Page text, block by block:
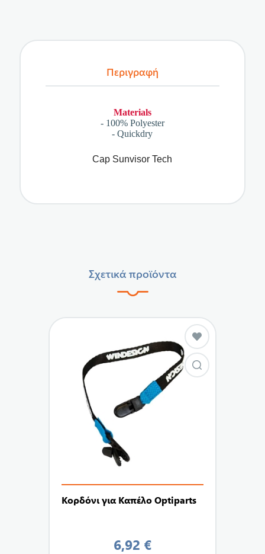
Περιγραφή
Materials
- 100% Polyester
- Quickdry
Cap Sunvisor Tech
Σχετικά προϊόντα
Κορδόνι για Καπέλο Optiparts
6,92 €